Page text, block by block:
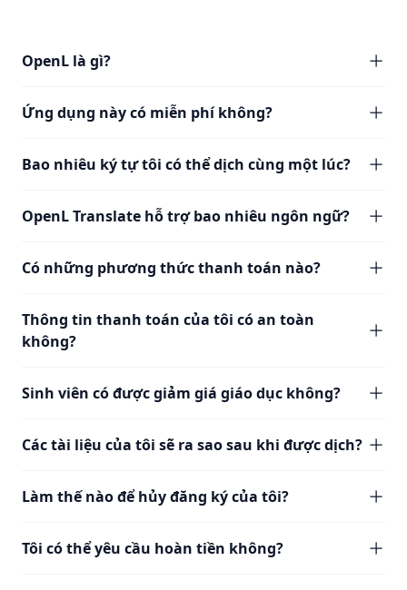
OpenL là gì?
Ứng dụng này có miễn phí không?
Bao nhiêu ký tự tôi có thể dịch cùng một lúc?
OpenL Translate hỗ trợ bao nhiêu ngôn ngữ?
Có những phương thức thanh toán nào?
Thông tin thanh toán của tôi có an toàn
không?
Sinh viên có được giảm giá giáo dục không?
Các tài liệu của tôi sẽ ra sao sau khi được dịch?
Làm thế nào để hủy đăng ký của tôi?
Tôi có thể yêu cầu hoàn tiền không?